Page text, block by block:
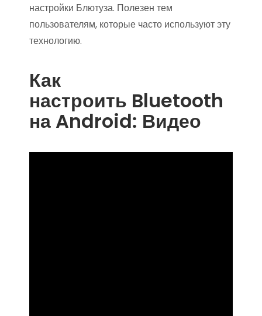
настройки Блютуза. Полезен тем
пользователям, которые часто используют эту
технологию.
Как
настроить Bluetooth
на Android: Видео